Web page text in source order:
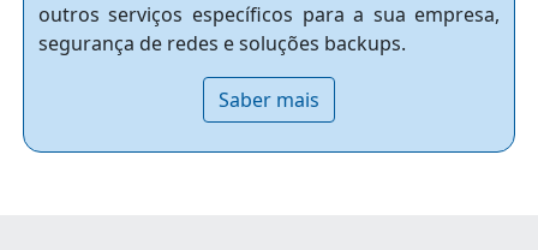
outros serviços específicos para a sua empresa,
segurança de redes e soluções backups.
Saber mais